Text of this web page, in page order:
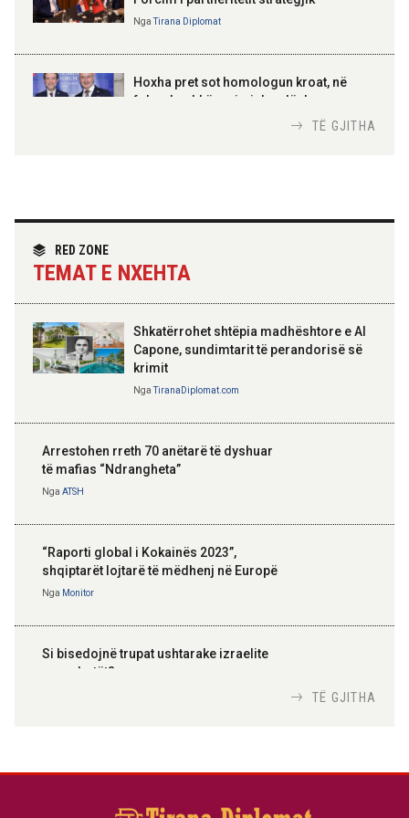
100-vjetori i themelimit të
Urdhrit të Skënderbeut
NgaTirana Diplomat
Hoxha pret sot homologun kroat, në
fokus bashkëpunimi dypalësh
partneritetit strategjik
TË GJITHA
RED ZONE
TEMAT E NXEHTA
Shkatërrohet shtëpia madhështore e Al
Capone, sundimtarit të perandorisë së
krimit
NgaTiranaDiplomat.com
Arrestohen rreth 70 anëtarë të dyshuar
të mafias “Ndrangheta”
Nga ATSH
“Raporti global i Kokainës 2023”,
shqiptarët lojtarë të mëdhenj në Europë
Nga Monitor
Si bisedojnë trupat ushtarake izraelite
me robotët?
inteligjente izraelite
TË GJITHA